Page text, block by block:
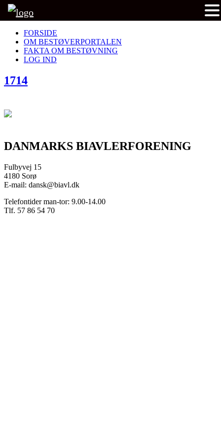
FORSIDE
OM BESTØVERPORTALEN
FAKTA OM BESTØVNING
LOG IND
1714
DANMARKS BIAVLERFORENING
Fulbyvej 15
4180 Sorø
E-mail: dansk@biavl.dk
Telefontider man-tor: 9.00-14.00
Tlf. 57 86 54 70